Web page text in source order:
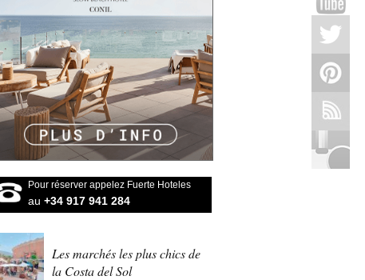
Pour réserver appelez Fuerte Hoteles
au +34 917 941 284
Les marchés les plus chics de
la Costa del Sol